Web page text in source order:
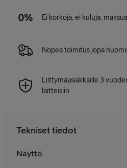
Ei korkoja, ei kuluja,
Nopea toimitus jopa
Liittymäasiakkaille 3
laitteisiin
Tekniset tiedot
Näyttö